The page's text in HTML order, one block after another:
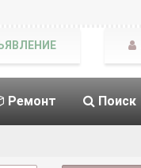
Ремонт Поиск